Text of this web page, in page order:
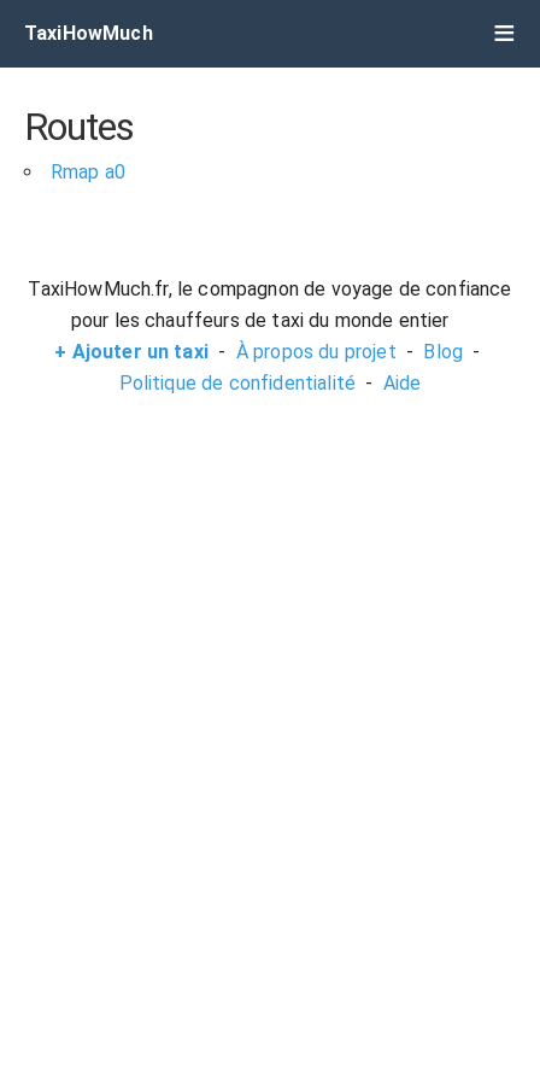
TaxiHowMuch
Routes
Rmap a0
TaxiHowMuch.fr, le compagnon de voyage de confiance
pour les chauffeurs de taxi du monde entier
+ Ajouter un taxi- À propos du projet - Blog -
Politique de confidentialité - Aide